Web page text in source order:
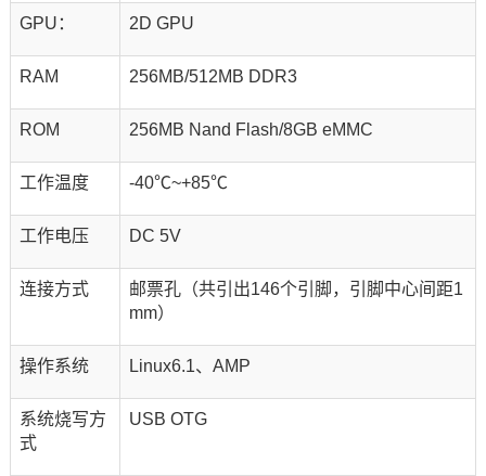
GPU： 2D GPU
RAM 256MB/512MB DDR3
ROM 256MB Nand Flash/8GB eMMC
工作温度 -40℃~+85℃
工作电压 DC 5V
连接方式
邮票孔（共引出146个引脚，引脚中心间距1
mm）
操作系统 Linux6.1、AMP
系统烧写方
式
USB OTG